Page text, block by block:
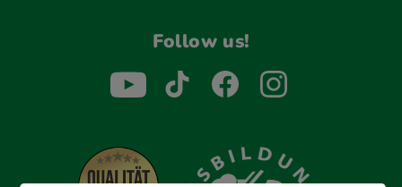
Follow us!